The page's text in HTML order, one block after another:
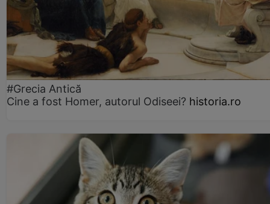
#Grecia Antică
Cine a fost Homer, autorul Odiseei? historia.ro